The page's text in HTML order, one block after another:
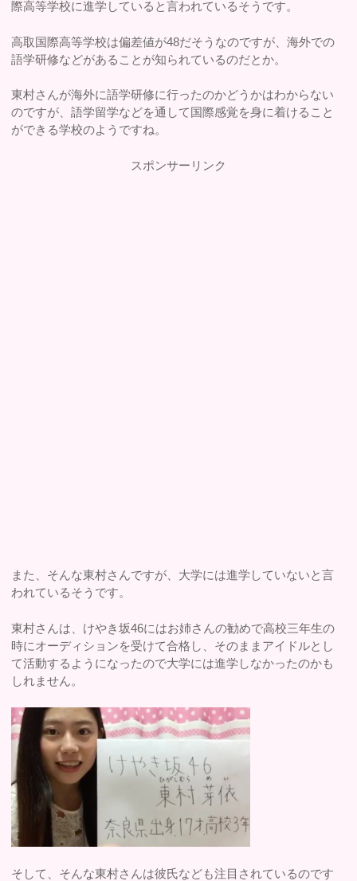
際高等学校に進学していると言われているそうです。
高取国際高等学校は偏差値が48だそうなのですが、海外での
語学研修などがあることが知られているのだとか。
東村さんが海外に語学研修に行ったのかどうかはわからない
のですが、語学留学などを通して国際感覚を身に着けること
ができる学校のようですね。
スポンサーリンク
また、そんな東村さんですが、大学には進学していないと言
われているそうです。
東村さんは、けやき坂46にはお姉さんの勧めで高校三年生の
時にオーディションを受けて合格し、そのままアイドルとし
て活動するようになったので大学には進学しなかったのかも
しれません。
そして、そんな東村さんは彼氏なども注目されているのです